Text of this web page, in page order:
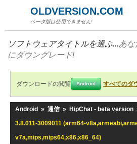
OLDVERSION.COM
ベータ版は使用できません!
ソフトウェアタイトルを選ぶ...あ
にダウングレード!
ダウンロードの閲覧 Android すべてのダ
Android » 通信 » HipChat - beta version
3.8.011-3009011 (arm64-
v7a,mips,mips64,x86,x86_64)